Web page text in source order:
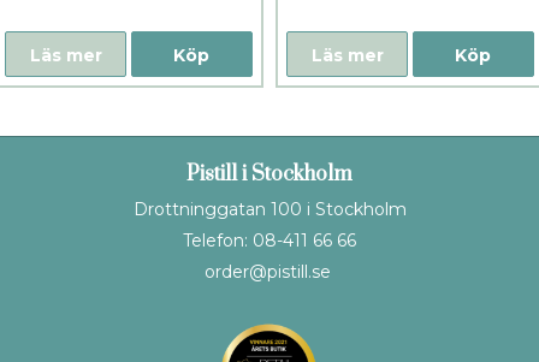
Köp
Läs mer Köp
Läs mer
Pistill i Stockholm
Drottninggatan 100 i Stockholm
Telefon: 08-411 66 66
order@pistill.se